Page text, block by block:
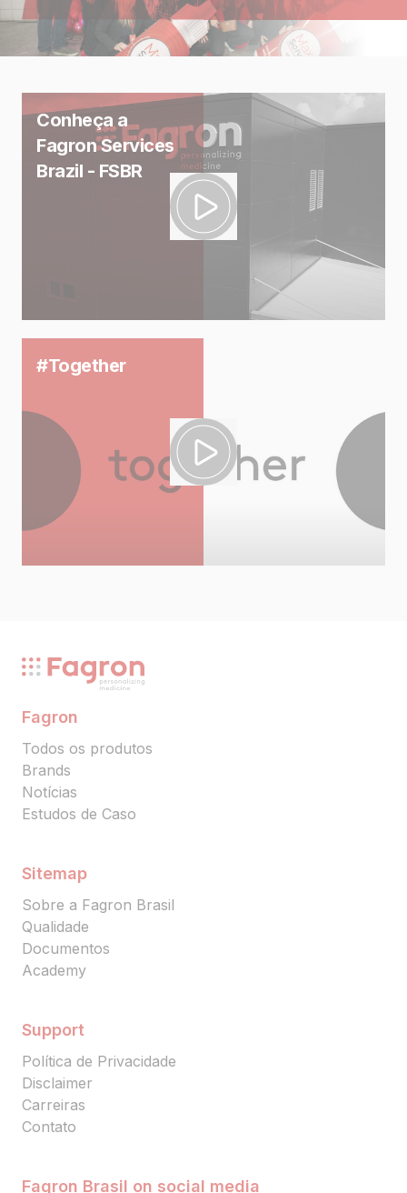
Conheça a
Fagron Services
Brazil - FSBR
#Together
Fagron
Todos os produtos
Brands
Notícias
Estudos de Caso
Sitemap
Sobre a Fagron Brasil
Qualidade
Documentos
Academy
Support
Política de Privacidade
Disclaimer
Carreiras
Contato
Fagron Brasil on social media